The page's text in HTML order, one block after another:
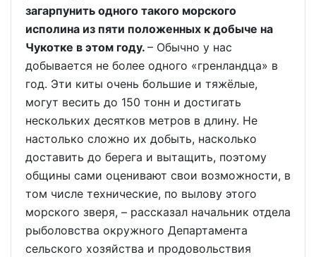
загарпунить одного такого морского
исполина из пяти положенных к добыче на
Чукотке в этом году. – Обычно у нас
добывается не более одного «гренландца» в
год. Эти киты очень большие и тяжёлые,
могут весить до 150 тонн и достигать
нескольких десятков метров в длину. Не
настолько сложно их добыть, насколько
доставить до берега и вытащить, поэтому
общины сами оценивают свои возможности, в
том числе технические, по вылову этого
морского зверя, – рассказал начальник отдела
рыболовства окружного Департамента
сельского хозяйства и продовольствия